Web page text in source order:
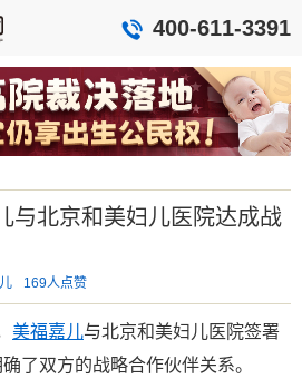
400-611-3391
与北京和美妇儿医院达成战
169人点赞
美福嘉儿与北京和美妇儿医院签署
了双方的战略合作伙伴关系。